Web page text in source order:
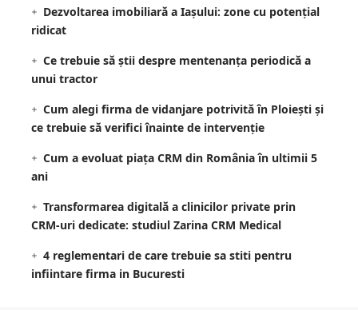
Dezvoltarea imobiliară a Iașului: zone cu potențial
ridicat
Ce trebuie să știi despre mentenanța periodică a
unui tractor
Cum alegi firma de vidanjare potrivită în Ploiești și
ce trebuie să verifici înainte de intervenție
Cum a evoluat piața CRM din România în ultimii 5
ani
Transformarea digitală a clinicilor private prin
CRM-uri dedicate: studiul Zarina CRM Medical
4 reglementari de care trebuie sa stiti pentru
infiintare firma in Bucuresti